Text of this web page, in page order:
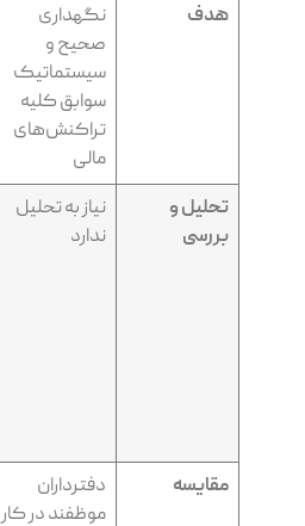
هدف
نگهداری
صحیح و
سیستماتیک
سوابق کلیه
تراکنش‌های
مالی
تحلیل و
بررسی
نیاز به تحلیل
ندارد
مقایسه
دفترداران
موظفند در کار